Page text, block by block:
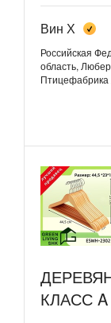
Вин Х
Российская
область,
Птицефабрика
КЛАСС A